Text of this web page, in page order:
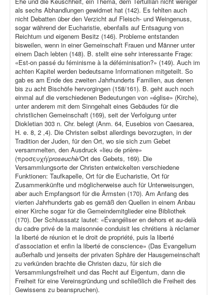
als sechs Abhandlungen gewidmet hat (142). Es fehlten auch
nicht Debatten über den Verzicht auf Fleisch- und Weingenuss,
sogar während der Eucharistie, ebenfalls auf Entsagung von
Reichtum und eigenem Besitz (146). Probleme entstanden
bisweilen, wenn in einer Gemeinschaft Frauen und Männer unter
einem Dach lebten (148). B. stellt eine sehr interessante Frage:
«Est-on passé du féminisme à la déféminisation?» (149). Auch im
achten Kapitel werden bedeutsame Informationen mitgeteilt. So
gab es am Ende des zweiten Jahrhunderts Familien, aus denen
bis zu acht Bischöfe hervorgingen (158/161). B. geht auch noch
einmal auf die verschiedenen Bedeutungen von «église» (Kirche),
unter anderem mit dem Sinngehalt eines Gebäudes für die
christlichen Gemeinschaft (169), seit der Verfolgung unter
Diokletian 303 n. Chr. belegt (Anm. 64, Eusebios von Caesarea,
H. e. 8, 2 ,4). Die Christen selbst allerdings bevorzugten, in der
Tradition der Juden, für den Ort, wo sie sich zum Gebet
versammelten, den Ausdruck «lieu de prière»
(προσευχή/proseuchè/Ort des Gebets, 169). Die
Versammlungsorte der Christen entwickelten verschiedene
Funktionen: Taufkapelle, Ort für die Eucharistie, Ort für
Zusammenkünfte und möglicherweise auch für Unterweisungen,
aber auch Empfangsort für die Ärmsten (170). Am Anfang des
vierten Jahrhunderts gab es gemäß den Quellen in einem Anbau
einer Kirche sogar für die Gemeindemitglieder eine Bibliothek
(170). Der Schlusssatz lautet: «Évangéliser en dehors et au-delà
du cadre privé de la maisonnée conduisit les chrétiens à réclamer
la liberté de réunion et le droit de propriété, puis la liberté
d’association et enfin la liberté de conscience» (Das Evangelium
außerhalb und jenseits der privaten Sphäre der Hausgemeinschaft
zu verkünden brachte die Christen dazu, für sich die
Versammlungsfreiheit und das Recht auf Eigentum, dann die
Freiheit für eine Vereinsgründung und schließlich die Freiheit des
Gewissens zu beanspruchen).